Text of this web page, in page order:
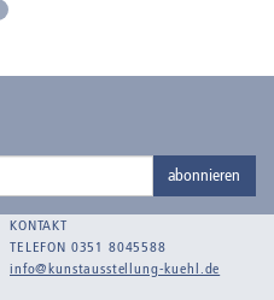
abonnieren
KONTAKT
TELEFON 0351 8045588
info@kunstausstellung-kuehl.de